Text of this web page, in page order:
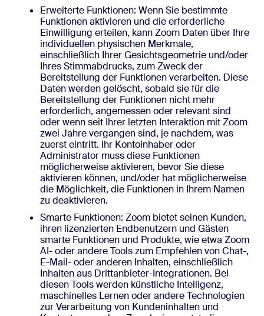
Erweiterte Funktionen: Wenn Sie bestimmte
Funktionen aktivieren und die erforderliche
Einwilligung erteilen, kann Zoom Daten über Ihre
individuellen physischen Merkmale,
einschließlich Ihrer Gesichtsgeometrie und/oder
Ihres Stimmabdrucks, zum Zweck der
Bereitstellung der Funktionen verarbeiten. Diese
Daten werden gelöscht, sobald sie für die
Bereitstellung der Funktionen nicht mehr
erforderlich, angemessen oder relevant sind
oder wenn seit Ihrer letzten Interaktion mit Zoom
zwei Jahre vergangen sind, je nachdem, was
zuerst eintritt. Ihr Kontoinhaber oder
Administrator muss diese Funktionen
möglicherweise aktivieren, bevor Sie diese
aktivieren können, und/oder hat möglicherweise
die Möglichkeit, die Funktionen in Ihrem Namen
zu deaktivieren.
Smarte Funktionen: Zoom bietet seinen Kunden,
ihren lizenzierten Endbenutzern und Gästen
smarte Funktionen und Produkte, wie etwa Zoom
AI- oder andere Tools zum Empfehlen von Chat-,
E-Mail- oder anderen Inhalten, einschließlich
Inhalten aus Drittanbieter-Integrationen. Bei
diesen Tools werden künstliche Intelligenz,
maschinelles Lernen oder andere Technologien
zur Verarbeitung von Kundeninhalten und